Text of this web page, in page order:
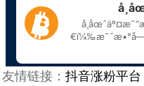
友情链接： 抖音涨粉平台